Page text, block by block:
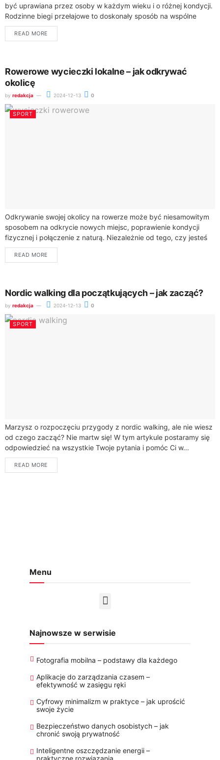
być uprawiana przez osoby w każdym wieku i o różnej kondycji.
Rodzinne biegi przełajowe to doskonały sposób na wspólne
spędzanie czasu, integrację...
READ MORE
Rowerowe wycieczki lokalne – jak odkrywać
okolicę
by redakcja 2024-12-13 0
SPORT
Odkrywanie swojej okolicy na rowerze może być niesamowitym
sposobem na odkrycie nowych miejsc, poprawienie kondycji
fizycznej i połączenie z naturą. Niezależnie od tego, czy jesteś
początkującym, czy doświadczonym rowerzystą, istnieje...
READ MORE
Nordic walking dla początkujących – jak zacząć?
by redakcja 2024-12-13 0
SPORT
Marzysz o rozpoczęciu przygody z nordic walking, ale nie wiesz
od czego zacząć? Nie martw się! W tym artykule postaramy się
odpowiedzieć na wszystkie Twoje pytania i pomóc Ci w...
READ MORE
Menu
Najnowsze w serwisie
Fotografia mobilna – podstawy dla każdego
Aplikacje do zarządzania czasem –
efektywność w zasięgu ręki
Cyfrowy minimalizm w praktyce – jak uprościć
swoje życie
Bezpieczeństwo danych osobistych – jak
chronić swoją prywatność
Inteligentne oszczędzanie energii –
praktyczne rozwiązania